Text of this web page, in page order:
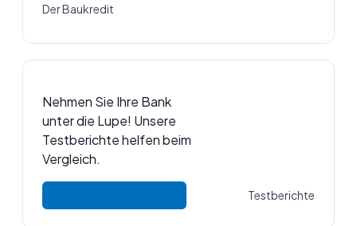
Der Baukredit
Nehmen Sie Ihre Bank
unter die Lupe! Unsere
Testberichte helfen beim
Vergleich.
Testberichte